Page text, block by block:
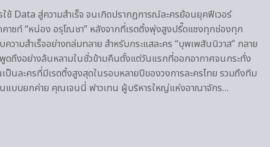
ช้ Data สู่ความสำเร็จ จนเกิดปรากฏการณ์ละครย้อนยุคฟีเวอร์
คาซท์ “หน่อง อรุโณชา” หลังจากที่เรตติ้งพุ่งสูงปรี๊ดแซงทุกช่องทุก
วามสำเร็จอย่างถล่มทลาย สำหรับกระแสละคร “บุพเพสันนิวาส” กลาย
ดถึงอย่างล้นหลามในชั่วข้ามคืนตั้งแต่วันแรกที่ออกอากาศจนกระทั่ง
ป็นละครที่มีเรตติ้งสูงสุดในรอบหลายปีของวงการละครไทย รวมถึงทีม
แบบยกค่าย คุณเจนนี่ ฟาวเทน ผู้บริหารใหญ่แห่งอาณาจักร…